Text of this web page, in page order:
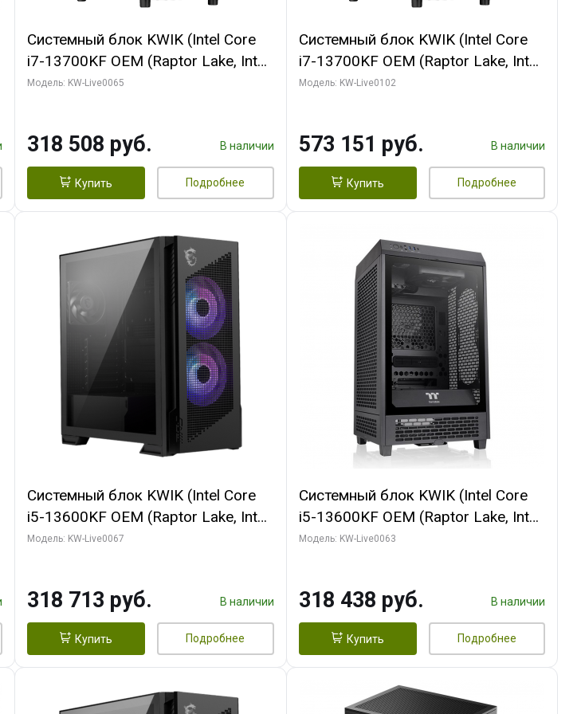
Системный блок KWIK (Intel Core
i7-13700KF OEM (Raptor Lake, Intel
7, C16 8EC/8PC/ 64 ГБ ОЗУ (2
2/ 1 ТБ SSD)
Модель: KW-Live0065
318 508 руб. В наличии
Купить Подробнее
Системный блок KWIK (Intel Core
i7-13700KF OEM (Raptor Lake, Intel
7, C16 8EC/8PC/ 32 ГБ ОЗУ (2
Turbo/ 960 ГБ SSD)
Модель: KW-Live0102
573 151 руб. В наличии
Купить Подробнее
Системный блок KWIK (Intel Core
i5-13600KF OEM (Raptor Lake, Intel
7, C14 8EC/6PC/ 64 ГБ ОЗУ/ Palit
SSD)
Модель: KW-Live0067
318 713 руб. В наличии
Купить Подробнее
Системный блок KWIK (Intel Core
i5-13600KF OEM (Raptor Lake, Intel
7, C14 8EC/6PC/ 64 ГБ ОЗУ/ MSI
SSD)
Модель: KW-Live0063
318 438 руб. В наличии
Купить Подробнее